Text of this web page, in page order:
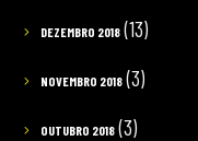
DEZEMBRO 2018(13)
NOVEMBRO 2018(3)
OUTUBRO 2018(3)